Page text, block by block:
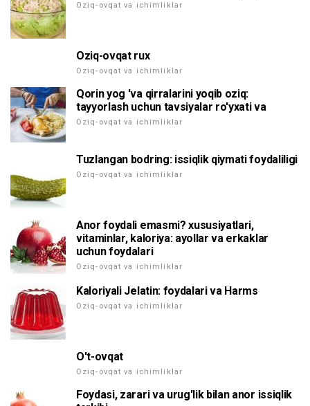
Oziq-ovqat va ichimliklar
Oziq-ovqat rux
Oziq-ovqat va ichimliklar
Qorin yog 'va qirralarini yoqib oziq:
tayyorlash uchun tavsiyalar ro'yxati va
Oziq-ovqat va ichimliklar
Tuzlangan bodring: issiqlik qiymati foydaliligi
Oziq-ovqat va ichimliklar
Anor foydali emasmi? xususiyatlari,
vitaminlar, kaloriya: ayollar va erkaklar
uchun foydalari
Oziq-ovqat va ichimliklar
Kaloriyali Jelatin: foydalari va Harms
Oziq-ovqat va ichimliklar
O't-ovqat
Oziq-ovqat va ichimliklar
Foydasi, zarari va urug'lik bilan anor issiqlik